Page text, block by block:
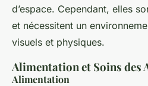
d’espace. Cependant, elles
et nécessitent un
visuels et physiques.
Alimentation et Soins des
Alimentation